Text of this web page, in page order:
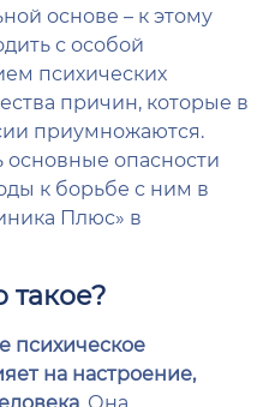
основе – к этому
с особой
психических
причин, которые в
приумножаются.
основные опасности
к борьбе с ним в
Плюс» в
такое?
психическое
на настроение,
. Она